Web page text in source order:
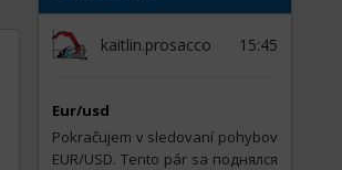
kaitlin.prosacco 15:45
Eur/usd
Pokračujem v sledovaní pohybov
EUR/USD. Tento pár sa поднялся